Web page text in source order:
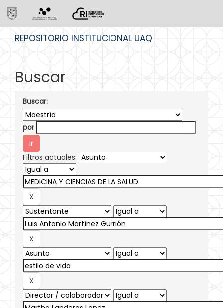
REPOSITORIO INSTITUCIONAL UAQ
Buscar
Buscar:
por
Filtros actuales: